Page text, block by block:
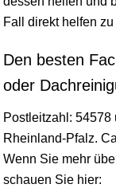
Fall direkt helfen
Den besten
oder
Postleitzahl: 54578
Rheinland-Pfalz.
Wenn Sie mehr
schauen Sie hier: